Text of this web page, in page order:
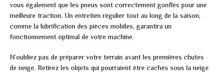
vous également que les pneus sont correctement gonflés pour une
meilleure traction. Un entretien régulier tout au long de la saison,
comme la lubrification des pièces mobiles, garantira un
fonctionnement optimal de votre machine.
N’oubliez pas de préparer votre terrain avant les premières chutes
de neige. Retirez les objets qui pourraient être cachés sous la neige